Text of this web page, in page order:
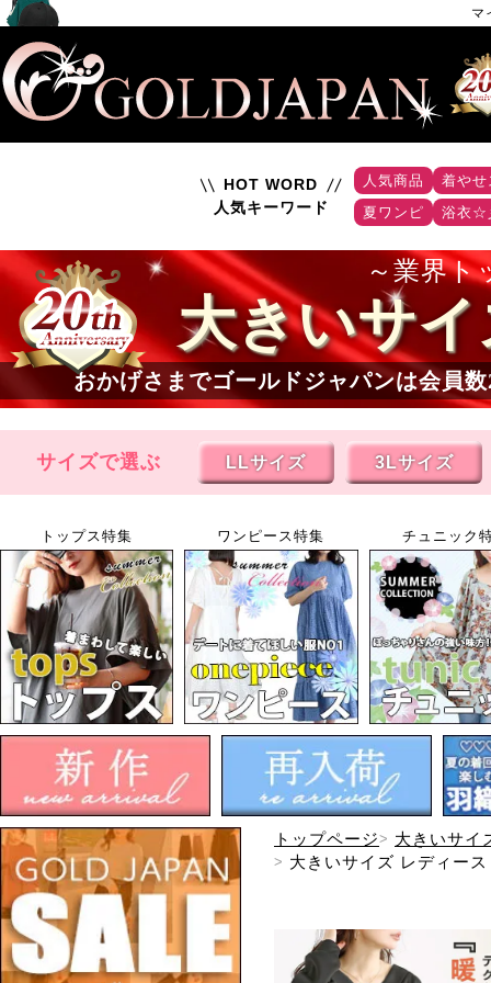
マ
HOT WORD
人気キーワード
人気商品
着やせ
夏ワンピ
浴衣☆
業界ト
大きいサ
おかげさまでゴールドジャパンは会員数
サイズで選ぶ LLサイズ 3Lサイズ
トップス特集 ワンピース特集 チュニック
トップページ
大きいサイ
大きいサイズ レディー